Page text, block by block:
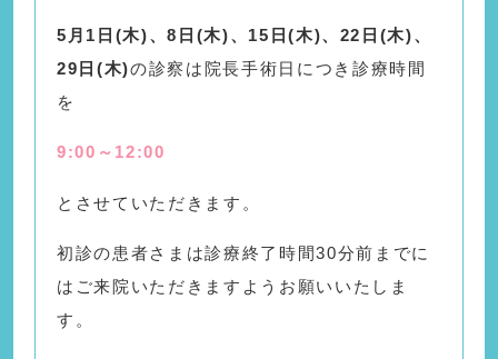
5月1日(木)、8日(木)、15日(木)、22日(木)、
29日(木)の診察は院長手術日につき診療時間
を
9:00～12:00
とさせていただきます。
初診の患者さまは診療終了時間30分前までに
はご来院いただきますようお願いいたしま
す。